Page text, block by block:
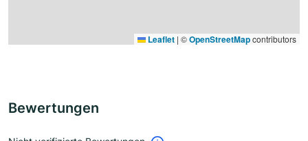
Leaflet | ©OpenStreetMapcontributors
Bewertungen